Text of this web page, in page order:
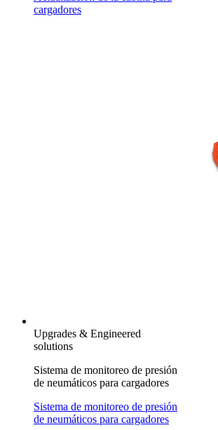
cargadores
Upgrades & Engineered
solutions
Sistema de monitoreo de presión
de neumáticos para cargadores
Sistema de monitoreo de presión
de neumáticos para cargadores